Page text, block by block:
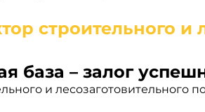
база – залог
и лесозаготовительного